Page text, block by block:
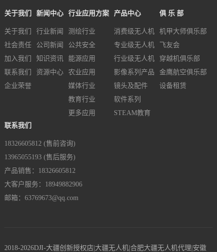
关于我们
关于我们
社会责任
加入我们
联系我们
企业荣誉
新闻中心
行业新闻
公司新闻
知识资讯
资源中心
行业应用方案
测绘行业
公共安全
能源应用
农业应用
媒体行业
教育行业
更多应用
产品中心
消费级无人机
专业级无人机
行业级无人机
影像系列产品
镜头及配件
软件系列
STEAM教育
俱 乐 部
机甲大师俱乐部
飞友会
穿越机俱乐部
金鹰航空俱乐部
设备租赁
联系我们
18326605812 (售前咨询)
13965055193 (售后服务)
产品销售：18326605812
大客户服务：18949882906
邮箱：63769673@qq.com
2018-2026DJI-大疆创新授权店|大疆无人机|合肥大疆无人机代理|安徽